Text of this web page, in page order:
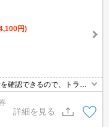
円)
確認できるので、トラブ
設備は洗面所独立・浴室
いお部屋になっておりま
付きの物件なら安心で
です。
詳細を見る